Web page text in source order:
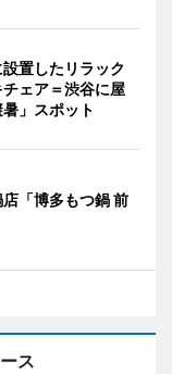
置したリラック
ェア＝渋谷に屋
」スポット
「博多もつ鍋 前
ス